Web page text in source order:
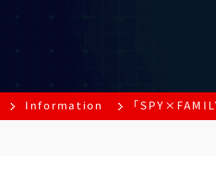
Information 「